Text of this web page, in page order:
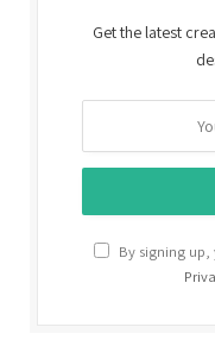
Get the latest
By signing